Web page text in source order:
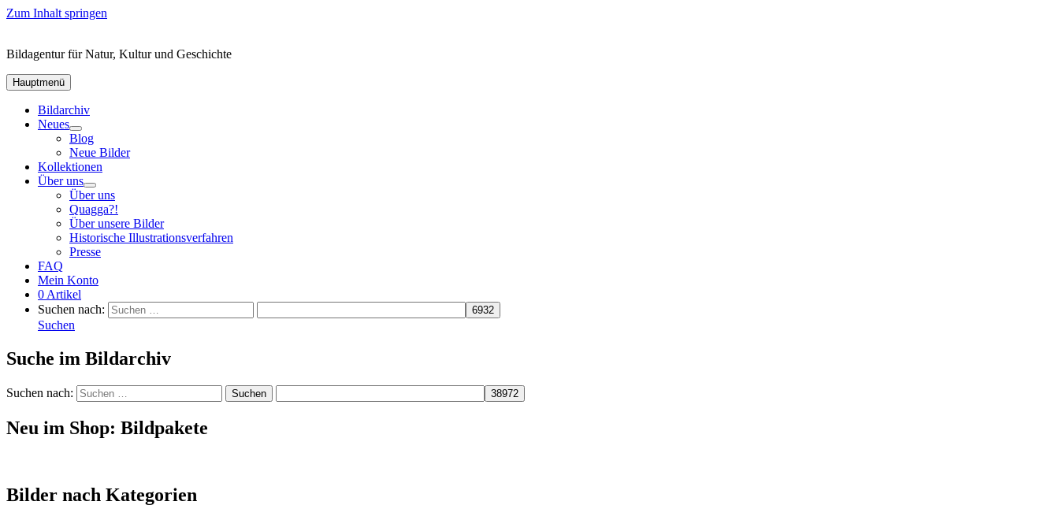
Zum Inhalt springen
Bildagentur für Natur, Kultur und Geschichte
Hauptmenü
Bildarchiv
Neues
Blog
Neue Bilder
Kollektionen
Über uns
Über uns
Quagga?!
Über unsere Bilder
Historische Illustrationsverfahren
Presse
FAQ
Mein Konto
0 Artikel
Suchen nach:
Suchen
Suche im Bildarchiv
Suchen nach:
Neu im Shop: Bildpakete
Bilder nach Kategorien